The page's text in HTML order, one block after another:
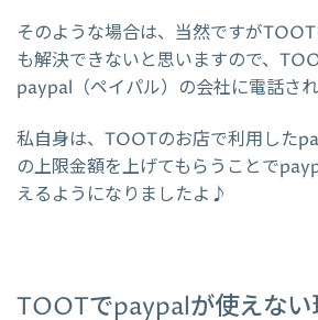
そのような場合は、当然ですが
も解決できないと思いますので、
paypal（ペイパル）の会社に電話さ
私自身は、TOOTのお店で利用した
の上限金額を上げてもらうことで
えるようになりましたよ♪
TOOTでpaypalが使えない